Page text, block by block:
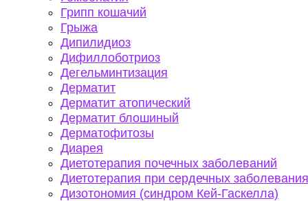
Грипп кошачий
Грыжа
Дипилидиоз
Дифиллоботриоз
Дегельминтизация
Дерматит
Дерматит атопический
Дерматит блошиный
Дерматофитозы
Диарея
Диетотерапия почечных заболеваний
Диетотерапия при сердечных
Дизотономия (синдром Кей-Гаскелла)